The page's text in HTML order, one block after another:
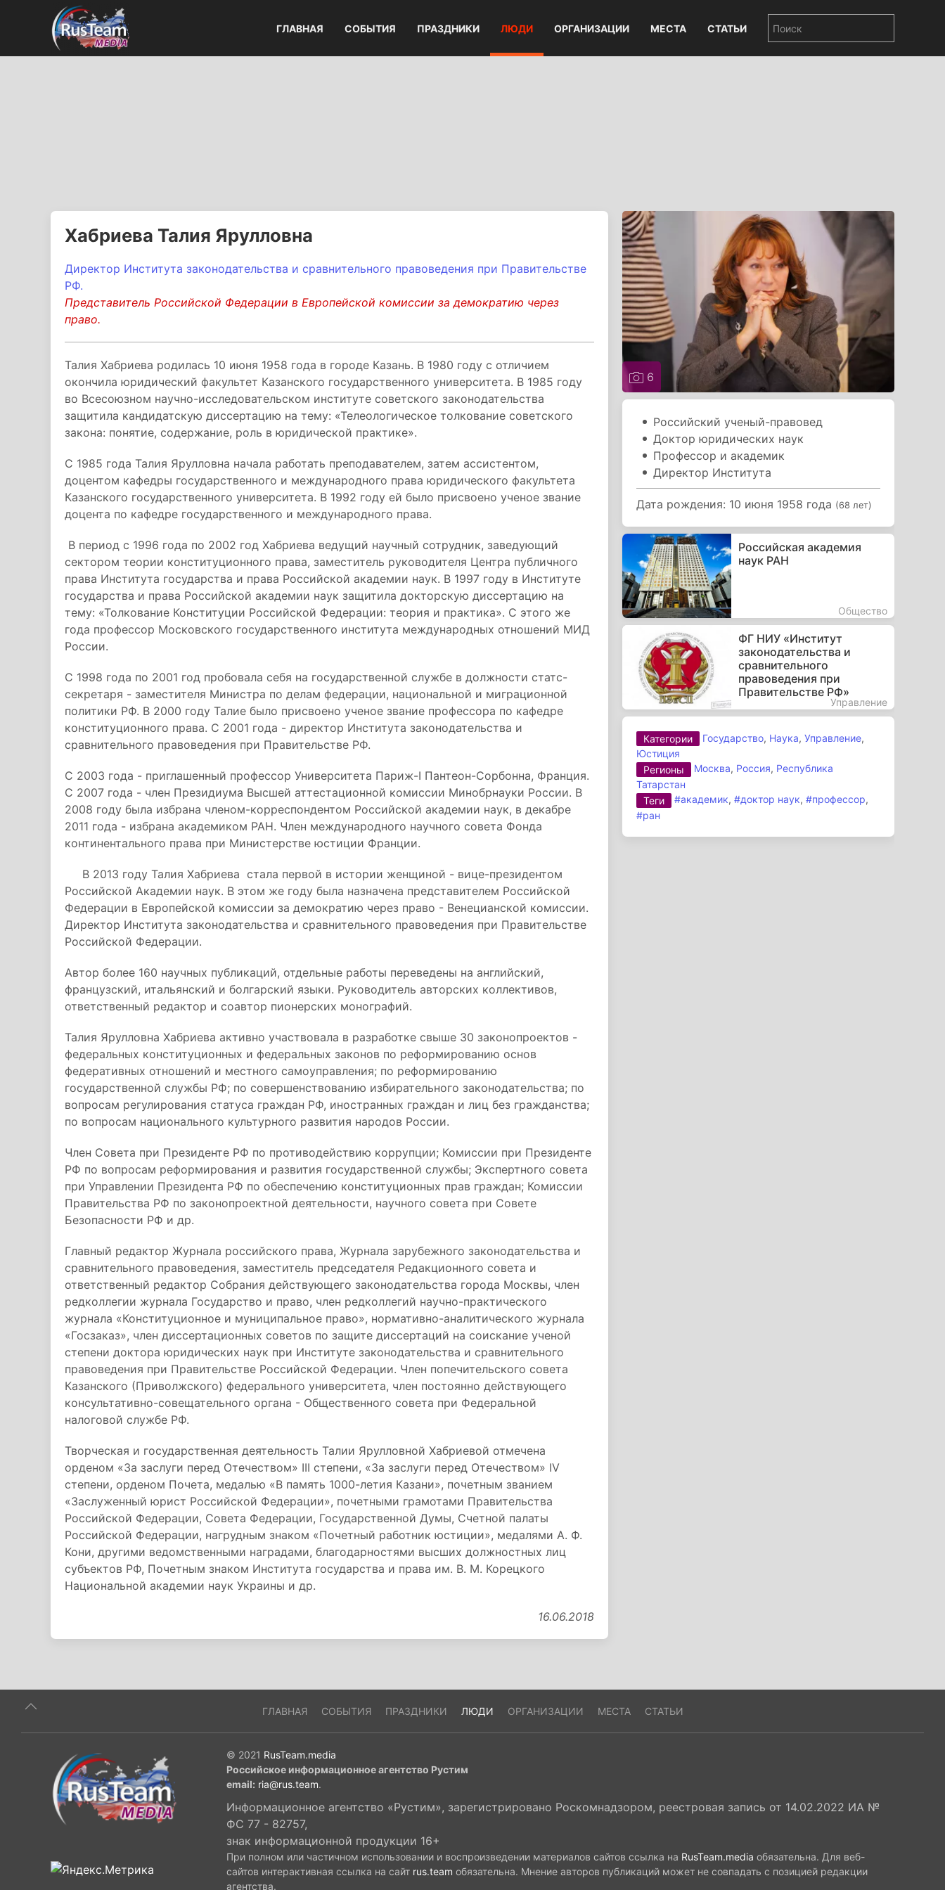
ГЛАВНАЯ СОБЫТИЯ ПРАЗДНИКИ ЛЮДИ ОРГАНИЗАЦИИ МЕСТА СТАТЬИ
Хабриева Талия Ярулловна
Директор Института законодательства и сравнительного правоведения при Правительстве
РФ.
Представитель Российской Федерации в Европейской комиссии за демократию через
право.
Талия Хабриева родилась 10 июня 1958 года в городе Казань. В 1980 году с отличием
окончила юридический факультет Казанского государственного университета. В 1985 году
во Всесоюзном научно-исследовательском институте советского законодательства
защитила кандидатскую диссертацию на тему: «Телеологическое толкование советского
закона: понятие, содержание, роль в юридической практике».
С 1985 года Талия Ярулловна начала работать преподавателем, затем ассистентом,
доцентом кафедры государственного и международного права юридического факультета
Казанского государственного университета. В 1992 году ей было присвоено ученое звание
доцента по кафедре государственного и международного права.
В период с 1996 года по 2002 год Хабриева ведущий научный сотрудник, заведующий
сектором теории конституционного права, заместитель руководителя Центра публичного
права Института государства и права Российской академии наук. В 1997 году в Институте
государства и права Российской академии наук защитила докторскую диссертацию на
тему: «Толкование Конституции Российской Федерации: теория и практика». С этого же
года профессор Московского государственного института международных отношений МИД
России.
С 1998 года по 2001 год пробовала себя на государственной службе в должности статс-
секретаря - заместителя Министра по делам федерации, национальной и миграционной
политики РФ. В 2000 году Талие было присвоено ученое звание профессора по кафедре
конституционного права. С 2001 года - директор Института законодательства и
сравнительного правоведения при Правительстве РФ.
С 2003 года - приглашенный профессор Университета Париж-I Пантеон-Сорбонна, Франция.
С 2007 года - член Президиума Высшей аттестационной комиссии Минобрнауки России. В
2008 году была избрана членом-корреспондентом Российской академии наук, в декабре
2011 года - избрана академиком РАН. Член международного научного совета Фонда
континентального права при Министерстве юстиции Франции.
В 2013 году Талия Хабриева стала первой в истории женщиной - вице-президентом
Российской Академии наук. В этом же году была назначена представителем Российской
Федерации в Европейской комиссии за демократию через право - Венецианской комиссии.
Директор Института законодательства и сравнительного правоведения при Правительстве
Российской Федерации.
Автор более 160 научных публикаций, отдельные работы переведены на английский,
французский, итальянский и болгарский языки. Руководитель авторских коллективов,
ответственный редактор и соавтор пионерских монографий.
Талия Ярулловна Хабриева активно участвовала в разработке свыше 30 законопроектов -
федеральных конституционных и федеральных законов по реформированию основ
федеративных отношений и местного самоуправления; по реформированию
государственной службы РФ; по совершенствованию избирательного законодательства; по
вопросам регулирования статуса граждан РФ, иностранных граждан и лиц без гражданства;
по вопросам национального культурного развития народов России.
Член Совета при Президенте РФ по противодействию коррупции; Комиссии при Президенте
РФ по вопросам реформирования и развития государственной службы; Экспертного совета
при Управлении Президента РФ по обеспечению конституционных прав граждан; Комиссии
Правительства РФ по законопроектной деятельности, научного совета при Совете
Безопасности РФ и др.
Главный редактор Журнала российского права, Журнала зарубежного законодательства и
сравнительного правоведения, заместитель председателя Редакционного совета и
ответственный редактор Собрания действующего законодательства города Москвы, член
редколлегии журнала Государство и право, член редколлегий научно-практического
журнала «Конституционное и муниципальное право», нормативно-аналитического журнала
«Госзаказ», член диссертационных советов по защите диссертаций на соискание ученой
степени доктора юридических наук при Институте законодательства и сравнительного
правоведения при Правительстве Российской Федерации. Член попечительского совета
Казанского (Приволжского) федерального университета, член постоянно действующего
консультативно-совещательного органа - Общественного совета при Федеральной
налоговой службе РФ.
Творческая и государственная деятельность Талии Ярулловной Хабриевой отмечена
орденом «За заслуги перед Отечеством» III степени, «За заслуги перед Отечеством» IV
степени, орденом Почета, медалью «В память 1000-летия Казани», почетным званием
«Заслуженный юрист Российской Федерации», почетными грамотами Правительства
Российской Федерации, Совета Федерации, Государственной Думы, Счетной палаты
Российской Федерации, нагрудным знаком «Почетный работник юстиции», медалями А. Ф.
Кони, другими ведомственными наградами, благодарностями высших должностных лиц
субъектов РФ, Почетным знаком Института государства и права им. В. М. Корецкого
Национальной академии наук Украины и др.
16.06.2018
6
Российский ученый-правовед
Доктор юридических наук
Профессор и академик
Директор Института
Дата рождения: 10 июня 1958 года (68 лет)
Российская академия
наук РАН
Общество
ФГ НИУ «Институт
законодательства и
сравнительного
правоведения при
Правительстве РФ»
Управление
Категории Государство, Наука,Управление,
Юстиция
Регионы
Москва, Россия, Республика
Татарстан
Теги
#академик,#доктор наук,#профессор,
#ран
ГЛАВНАЯ СОБЫТИЯ ПРАЗДНИКИ ЛЮДИ ОРГАНИЗАЦИИ МЕСТА СТАТЬИ
© 2021 RusTeam.media
Российское информационное агентство Рустим
email: ria@rus.team.
Информационное агентство «Рустим», зарегистрировано Роскомнадзором, реестровая запись от 14.02.2022 ИА №
ФС 77 - 82757,
знак информационной продукции 16+
При полном или частичном использовании и воспроизведении материалов сайтов ссылка на RusTeam.media обязательна. Для веб-
сайтов интерактивная ссылка на сайт rus.team обязательна. Мнение авторов публикаций может не совпадать с позицией редакции
агентства.